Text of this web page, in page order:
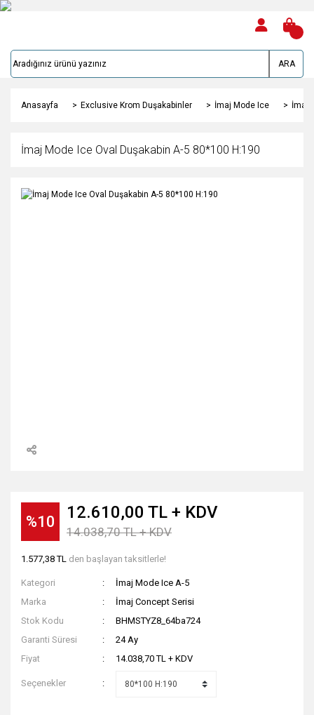
ARA
Anasayfa Exclusive Krom Duşakabinler İmaj Mode Ice İmaj
İmaj Mode Ice Oval Duşakabin A-5 80*100 H:190
%10 12.610,00 TL + KDV
14.038,70 TL + KDV
1.577,38 TL den başlayan taksitlerle!
Kategori
İmaj Mode Ice A-5
Marka
İmaj Concept Serisi
Stok Kodu
BHMSTYZ8_64ba724
Garanti Süresi
24 Ay
Fiyat
14.038,70 TL + KDV
Seçenekler